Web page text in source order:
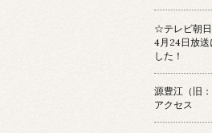
☆テレビ朝
4月24日放送
した！
源豊江（旧
アクセス